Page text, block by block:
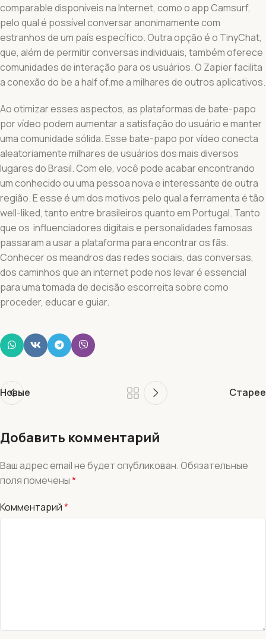
comparable disponíveis na Internet, como o app Camsurf,
pelo qual é possível conversar anonimamente com
estranhos de um país específico. Outra opção é o TinyChat,
que, além de permitir conversas individuais, também oferece
comunidades de interação para os usuários. O Zapier facilita
a conexão do be a half of.me a milhares de outros aplicativos.
Ao otimizar esses aspectos, as plataformas de bate-papo
por vídeo podem aumentar a satisfação do usuário e manter
uma comunidade sólida. Esse bate-papo por vídeo conecta
aleatoriamente milhares de usuários dos mais diversos
lugares do Brasil. Com ele, você pode acabar encontrando
um conhecido ou uma pessoa nova e interessante de outra
região. E esse é um dos motivos pelo qual a ferramenta é tão
well-liked, tanto entre brasileiros quanto em Portugal. Tanto
que os influenciadores digitais e personalidades famosas
passaram a usar a plataforma para encontrar os fãs.
Conhecer os meandros das redes sociais, das conversas,
dos caminhos que an internet pode nos levar é essencial
para uma tomada de decisão escorreita sobre como
proceder, educar e guiar.
Новые Старее
Добавить комментарий
Ваш адрес email не будет опубликован. Обязательные
поля помечены*
Комментарий*